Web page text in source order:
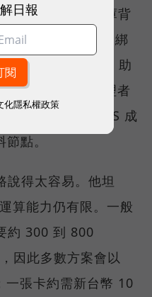
留給客戶。知識庫背
業依需求決定，不綁
也以 QuAgent AI 助
相關能力，讓管理者
整設定，並讓 NAS 成
點。
說得太容易。他坦
算能力仍有限。一般
約 300 到 800
因此多數方案會以
張卡約需新台幣 10
日報
化隱私權政策